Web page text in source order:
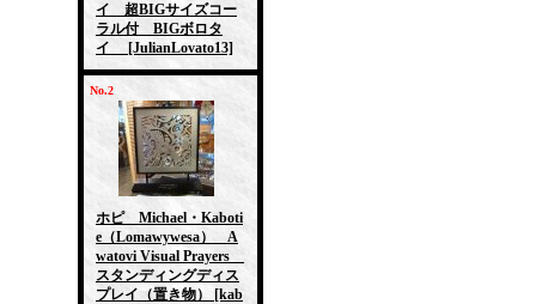
イ 超BIGサイズコー
ラル付 BIGボロタ
イ
[JulianLovato13]
No.2
ホピ Michael・Kaboti
e（Lomawywesa） A
watovi Visual Prayers
スタンディングディス
プレイ（置き物）
[kab